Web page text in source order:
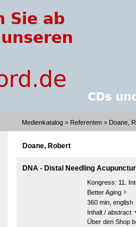
Medienkatalog > Referenten > Doane,
Doane, Robert
DNA - Distal Needling
Kongress: 11.
Better Aging
360 min, english
Inhalt / abstract
Über den Shop